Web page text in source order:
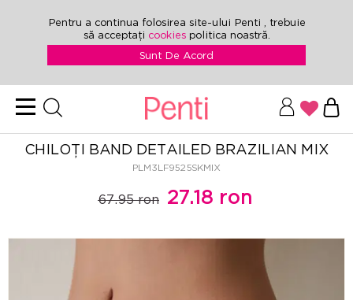
Pentru a continua folosirea site-ului Penti , trebuie
să acceptați cookies politica noastră.
Sunt De Acord
CHILOȚI BAND DETAILED BRAZILIAN MIX
PLM3LF9525SKMIX
67.95 ron 27.18 ron